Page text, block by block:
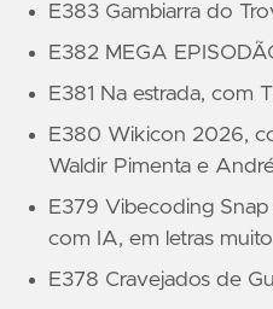
E383 Gambiarra do
E382 MEGA
E381 Na estrada, com
E380 Wikicon 2026,
Waldir Pimenta e
E379 Vibecoding
com IA, em letras
E378 Cravejados de